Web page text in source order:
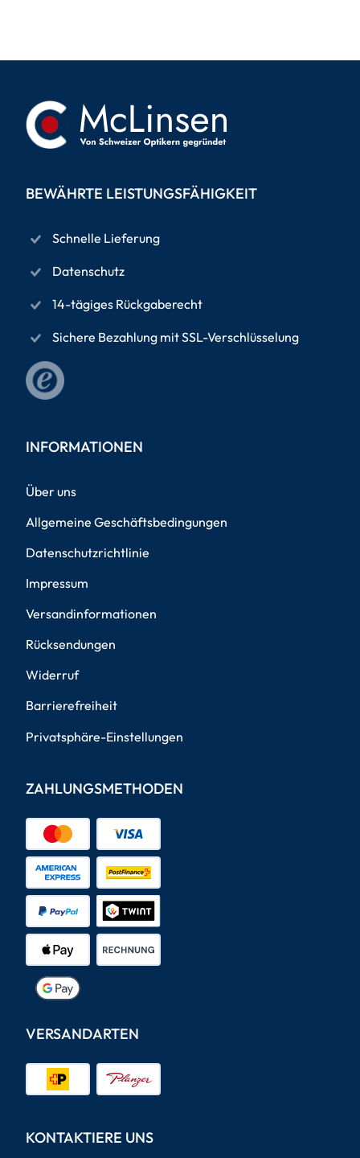
BEWÄHRTE LEISTUNGSFÄHIGKEIT
Schnelle Lieferung
Datenschutz
14-tägiges Rückgaberecht
Sichere Bezahlung mit SSL-Verschlüsselung
INFORMATIONEN
Über uns
Allgemeine Geschäftsbedingungen
Datenschutzrichtlinie
Impressum
Versandinformationen
Rücksendungen
Widerruf
Barrierefreiheit
Privatsphäre-Einstellungen
ZAHLUNGSMETHODEN
VERSANDARTEN
KONTAKTIERE UNS